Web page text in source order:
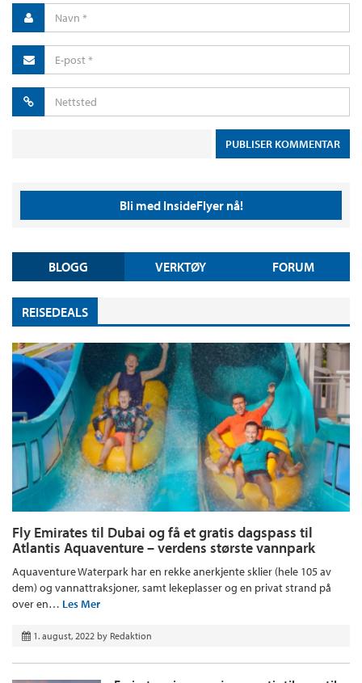
Bli med InsideFlyer nå!
BLOGG VERKTØY FORUM
REISEDEALS
Fly Emirates til Dubai og få et gratis dagspass til
Atlantis Aquaventure – verdens største vannpark
Aquaventure Waterpark har en rekke anerkjente sklier (hele 105 av
dem) og vannattraksjoner, samt lekeplasser og en privat strand på
over en… Les Mer
1. august, 2022 by Redaktion